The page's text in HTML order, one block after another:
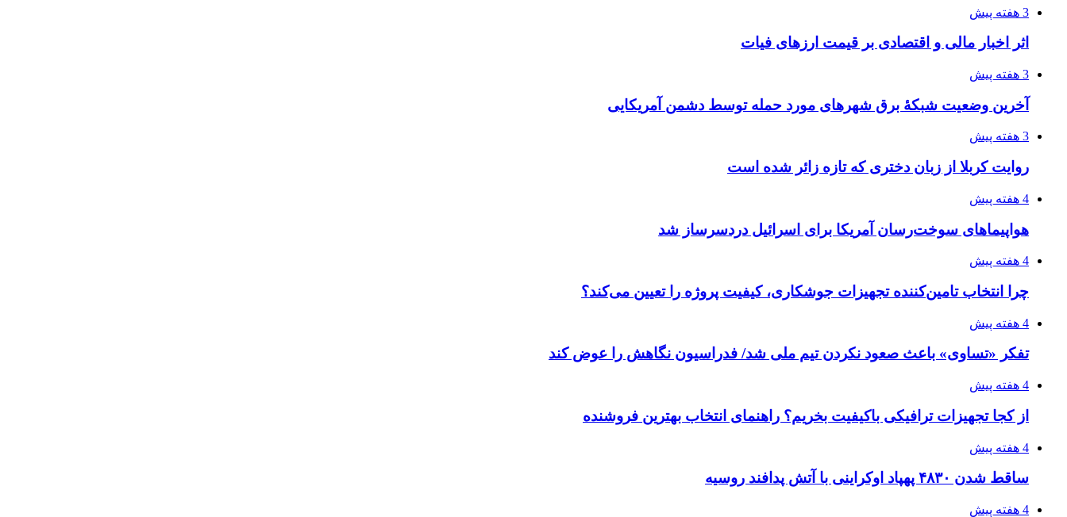
3 هفته پیش
اثر اخبار مالی و اقتصادی بر قیمت ارزهای فیات
3 هفته پیش
آخرین وضعیت شبکۀ برق شهرهای مورد حمله توسط دشمن آمریکایی
3 هفته پیش
روایت کربلا از زبان دختری که تازه زائر شده است
4 هفته پیش
هواپیماهای سوخت‌رسان آمریکا برای اسرائیل دردسرساز شد
4 هفته پیش
چرا انتخاب تامین‌کننده تجهیزات جوشکاری، کیفیت پروژه را تعیین می‌کند؟
4 هفته پیش
تفکر «تساوی» باعث صعود نکردن تیم ملی شد/ فدراسیون نگاهش را عوض کند
4 هفته پیش
از کجا تجهیزات ترافیکی باکیفیت بخریم؟ راهنمای انتخاب بهترین فروشنده
4 هفته پیش
ساقط شدن ۴۸۳۰ پهپاد اوکراینی با آتش پدافند روسیه
4 هفته پیش